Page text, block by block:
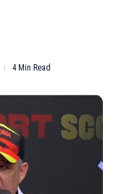
4 Min Read